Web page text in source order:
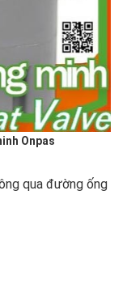
Onpas
qua đường ống